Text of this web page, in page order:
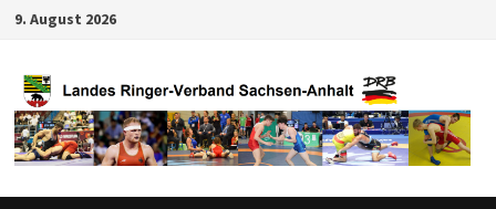
Zum
springen
9. August 2026